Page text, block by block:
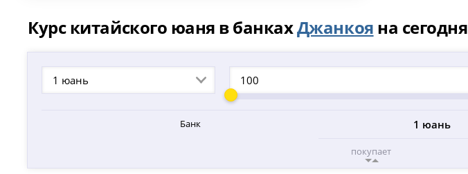
Курс китайского юаня в банкахДжанкоя на сегодня
1 юань
Банк 1 юань
покупает